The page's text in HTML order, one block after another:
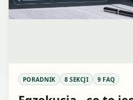
PORADNIK 8 SEKCJI 9 FAQ